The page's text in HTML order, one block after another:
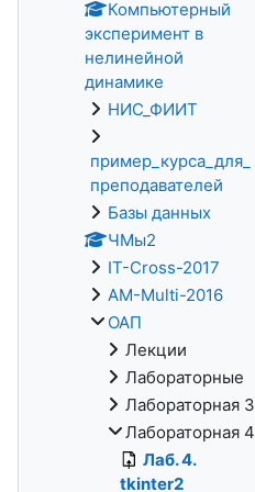
Компьютерный
эксперимент в
нелинейной
динамике
НИС_ФИИТ
пример_курса_для_
преподавателей
Базы данных
ЧМы2
IT-Cross-2017
AM-Multi-2016
ОАП
Лекции
Лабораторные
Лабораторная 3
Лабораторная 4
Лаб. 4.
tkinter2